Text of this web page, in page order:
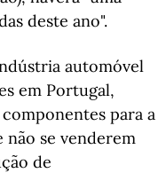
deste ano".
automóvel
em Portugal,
para a
se venderem
de